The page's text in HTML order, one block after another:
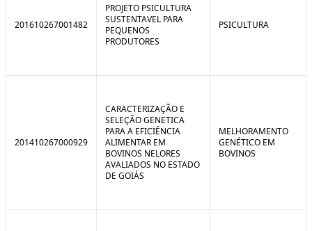
201610267001482
PROJETO PSICULTURA
SUSTENTAVEL PARA
PEQUENOS
PRODUTORES
PSICULTURA
201410267000929
CARACTERIZAÇÃO E
SELEÇÃO GENETICA
PARA A EFICIÊNCIA
ALIMENTAR EM
BOVINOS NELORES
AVALIADOS NO ESTADO
DE GOIÁS
MELHORAMENTO
GENÉTICO EM
BOVINOS